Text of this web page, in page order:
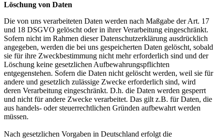
Löschung von Daten
Die von uns verarbeiteten Daten werden nach Maßgabe der Art. 17
und 18 DSGVO gelöscht oder in ihrer Verarbeitung eingeschränkt.
Sofern nicht im Rahmen dieser Datenschutzerklärung ausdrücklich
angegeben, werden die bei uns gespeicherten Daten gelöscht, sobald
sie für ihre Zweckbestimmung nicht mehr erforderlich sind und der
Löschung keine gesetzlichen Aufbewahrungspflichten
entgegenstehen. Sofern die Daten nicht gelöscht werden, weil sie für
andere und gesetzlich zulässige Zwecke erforderlich sind, wird
deren Verarbeitung eingeschränkt. D.h. die Daten werden gesperrt
und nicht für andere Zwecke verarbeitet. Das gilt z.B. für Daten, die
aus handels- oder steuerrechtlichen Gründen aufbewahrt werden
müssen.
Nach gesetzlichen Vorgaben in Deutschland erfolgt die